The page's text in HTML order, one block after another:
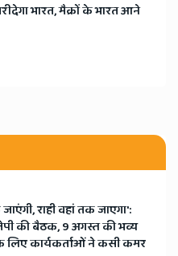
भारत, मैक्रों के भारत आने
राही वहां तक जाएगा':
की बैठक, 9 अगस्त की भव्य
के लिए कार्यकर्ताओं ने कसी कमर